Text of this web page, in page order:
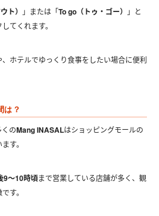
ト） 」または「To go（トゥ・ゴー）
」と
てくれます。
ホテルでゆっくり食事をしたい場合に便利
は？
のMang INASALはショッピングモールの
す。
9〜10時頃まで営業している店舗が多く、観
す。